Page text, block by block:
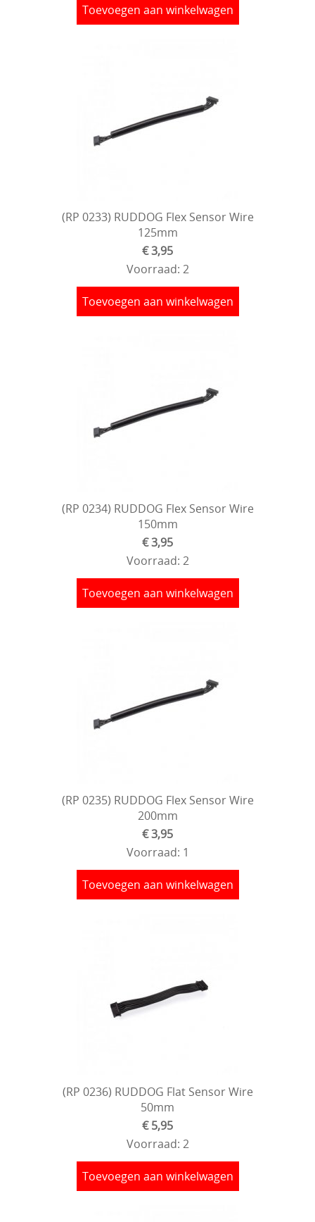
Toevoegen aan winkelwagen
(RP 0233) RUDDOG Flex Sensor Wire
125mm
€ 3,95
Voorraad: 2
Toevoegen aan winkelwagen
(RP 0234) RUDDOG Flex Sensor Wire
150mm
€ 3,95
Voorraad: 2
Toevoegen aan winkelwagen
(RP 0235) RUDDOG Flex Sensor Wire
200mm
€ 3,95
Voorraad: 1
Toevoegen aan winkelwagen
(RP 0236) RUDDOG Flat Sensor Wire
50mm
€ 5,95
Voorraad: 2
Toevoegen aan winkelwagen